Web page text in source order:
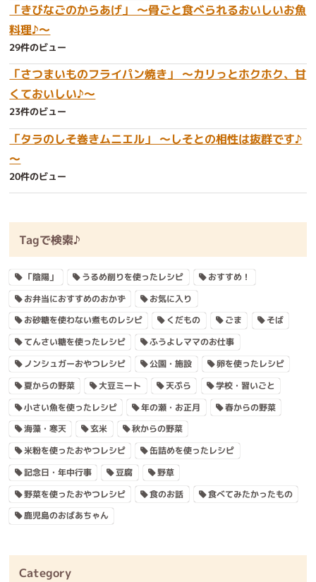
「きびなごのからあげ」 ～骨ごと食べられるおいしいお魚
料理♪～
29件のビュー
「さつまいものフライパン焼き」 ～カリっとホクホク、甘
くておいしい♪～
23件のビュー
「タラのしそ巻きムニエル」 ～しそとの相性は抜群です♪
～
20件のビュー
Tagで検索♪
「陰陽」 うるめ削りを使ったレシピ
おすすめ！
お弁当におすすめのおかず
お気に入り
お砂糖を使わない煮ものレシピ
くだもの ごま
そば
てんさい糖を使ったレシピ
ふうよしママのお仕事
ノンシュガーおやつレシピ
公園・施設
卵を使ったレシピ
夏からの野菜
大豆ミート 天ぷら
学校・習いごと
小さい魚を使ったレシピ
年の瀬・お正月
春からの野菜
海藻・寒天
玄米
秋からの野菜
米粉を使ったおやつレシピ
缶詰めを使ったレシピ
記念日・年中行事
豆腐
野草
野菜を使ったおやつレシピ
食のお話
食べてみたかったもの
鹿児島のおばあちゃん
Category